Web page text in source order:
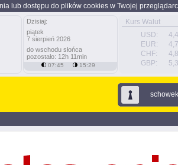
lub dostępu do plików cookies w Twojej
Kurs Walut
USD:
EUR:
CHF:
GBP:
Dzisiaj:
piątek
7 sierpień 2026
do wschodu słońca
pozostało: 12h 11min
07:45 15:29
schowek